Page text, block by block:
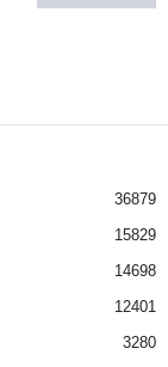
36879
15829
14698
12401
3280